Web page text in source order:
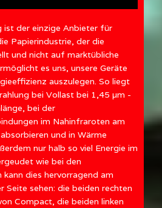
ist der einzige Anbieter für
Papierindustrie, der die
und nicht auf marktübliche
es uns, unsere Geräte
auszulegen. So liegt
bei Vollast bei 1,45 µm -
bei der
im Nahinfraroten am
und in Wärme
nur halb so viel Energie im
wie bei den
dies hervorragend am
Seite sehen: die beiden rechten
Compact, die beiden linken